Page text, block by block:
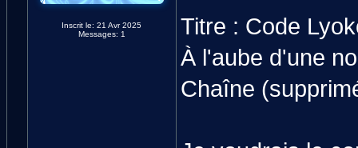
Inscrit le: 21 Avr 2025
Messages: 1
Titre : Code
À l'aube d'une
Chaîne